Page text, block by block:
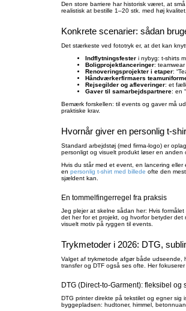
Den store barriere har historisk været, at
realistisk at bestille 1–20 stk. med høj
Konkrete scenarier: sådan
Det stærkeste ved fototryk er, at det kan
Indflytningsfester i nybyg: t-shirts
Boligprojektlanceringer: teamwear
Renoveringsprojekter i etaper:
Håndværkerfirmaers
Rejsegilder og afleveringer: et
Gaver til samarbejdspartnere: en
Bemærk forskellen: til events og gaver må
praktiske krav.
Hvornår giver en personlig t-
Standard arbejdstøj (med firma-logo) er
personligt og visuelt produkt løser en
Hvis du står med et event, en lancering
en personlig t-shirt med billede ofte den
sjældent kan.
En tommelfingerregel fra praksis
Jeg plejer at skelne sådan her: Hvis formålet
det her for et projekt, og hvorfor betyder
visuelt motiv på ryggen til events.
Trykmetoder i 2026: DTG,
Valget af trykmetode afgør både udseende,
transfer og DTF også ses ofte. Her
DTG (Direct-to-Garment): fleksibel og
DTG printer direkte på tekstilet og egner
byggepladsen: hudtoner, himmel,